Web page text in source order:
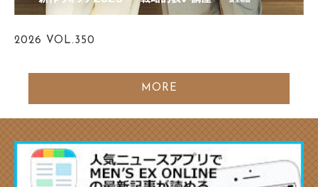
2026 VOL.350
MORE